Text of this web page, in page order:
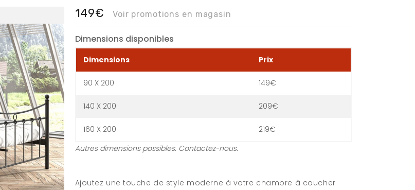
149€ Voir promotions en magasin
Dimensions disponibles
Dimensions Prix
90 X 200 149€
140 X 200 209€
160 X 200
219€
Autres dimensions possibles. Contactez-nous.
Ajoutez une touche de style moderne à votre chambre à coucher